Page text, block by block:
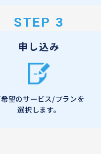
STEP 3
申し込み
希望のサービス/プランを
選択します。